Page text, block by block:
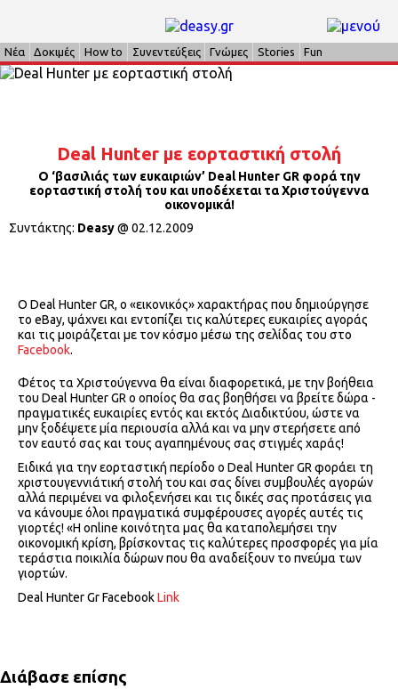
Νέα Δοκιμές How to Συνεντεύξεις Γνώμες Stories Fun
Deal Hunter με εορταστική στολή
Ο ‘βασιλιάς των ευκαιριών’ Deal Hunter GR φορά την
εορταστική στολή του και υποδέχεται τα Χριστούγεννα
οικονομικά!
Συντάκτης: Deasy@ 02.12.2009
Ο Deal Hunter GR, ο «εικονικός» χαρακτήρας που δημιούργησε
το eBay, ψάχνει και εντοπίζει τις καλύτερες ευκαιρίες αγοράς
και τις μοιράζεται με τον κόσμο μέσω της σελίδας του στο
Facebook.
Φέτος τα Χριστούγεννα θα είναι διαφορετικά, με την βοήθεια
του Deal Hunter GR ο οποίος θα σας βοηθήσει να βρείτε δώρα -
πραγματικές ευκαιρίες εντός και εκτός Διαδικτύου, ώστε να
μην ξοδέψετε μία περιουσία αλλά και να μην στερήσετε από
τον εαυτό σας και τους αγαπημένους σας στιγμές χαράς!
Ειδικά για την εορταστική περίοδο ο Deal Hunter GR φοράει τη
χριστουγεννιάτική στολή του και σας δίνει συμβουλές αγορών
αλλά περιμένει να φιλοξενήσει και τις δικές σας προτάσεις για
να κάνουμε όλοι πραγματικά συμφέρουσες αγορές αυτές τις
γιορτές! «Η online κοινότητα μας θα καταπολεμήσει την
οικονομική κρίση, βρίσκοντας τις καλύτερες προσφορές για μία
τεράστια ποικιλία δώρων που θα αναδείξουν το πνεύμα των
γιορτών.
Deal Hunter Gr FacebookLink
Διάβασε επίσης